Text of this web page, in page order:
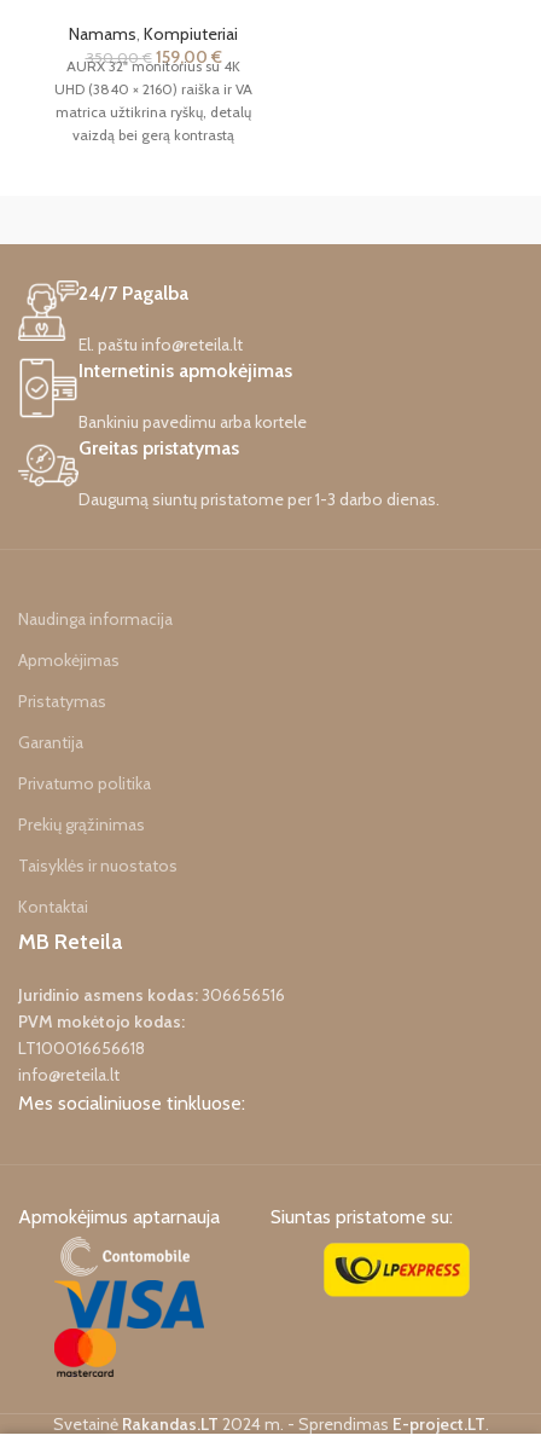
Namams, Kompiuteriai
350,00€ 159,00 €
AURX 32" monitorius su 4K
UHD (3840 × 2160) raiška ir VA
matrica užtikrina ryškų, detalų
vaizdą bei gerą kontrastą
suteikia patogias prijungimo
24/7 Pagalba
El. paštu info@reteila.lt
Internetinis apmokėjimas
Bankiniu pavedimu arba kortele
Greitas pristatymas
Daugumą siuntų pristatome per 1-3 darbo dienas.
Naudinga informacija
Apmokėjimas
Pristatymas
Garantija
Privatumo politika
Prekių grąžinimas
Taisyklės ir nuostatos
Kontaktai
MB Reteila
Juridinio asmens kodas:306656516
PVM mokėtojo kodas:
LT100016656618
info@reteila.lt
Mes socialiniuose tinkluose:
Apmokėjimus aptarnauja Siuntas pristatome su:
Svetainė Rakandas.LT 2024 m. - Sprendimas E-project.LT.